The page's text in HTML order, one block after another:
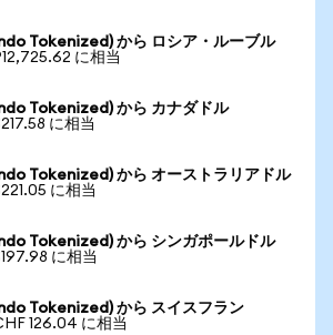
Tokenized) から ロシア・ルーブル
に相当
Tokenized) から カナダドル
に相当
Tokenized) から オーストラリアドル
に相当
Tokenized) から シンガポールドル
に相当
Tokenized) から スイスフラン
126.04 に相当